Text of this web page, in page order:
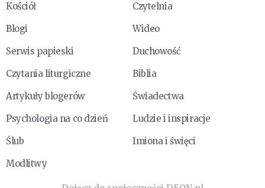
Kościół
Czytelnia
Blogi
Wideo
Serwis papieski
Duchowość
Czytania liturgiczne
Biblia
Artykuły blogerów
Świadectwa
Psychologia na co dzień
Ludzie i inspiracje
Ślub
Imiona i święci
Modlitwy